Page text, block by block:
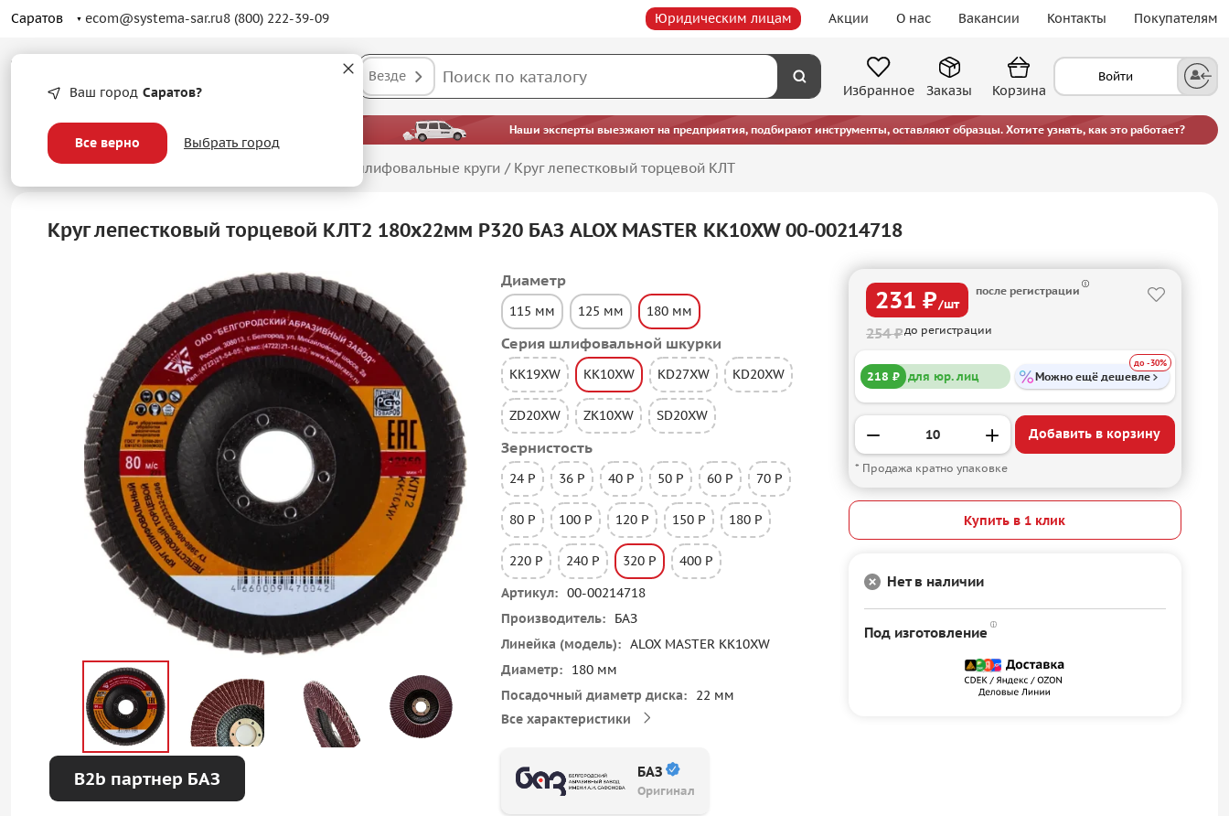
Саратов ecom@systema-sar.ru8 (800) 222-39-09 Юридическим лицам Акции О нас Вакансии Контакты Покупателям
Ваш город Саратов?
Все верно Выбрать город
Везде
Избранное
Войти
Заказы Корзина
— больше, чем просто оптовые цены. Наши эксперты выезжают на предприятия, подбирают инструменты, оставляют образцы. Хотите узнать, как это работает?
Главная /Абразивные материалы Лепестковые шлифовальные круги / Круг лепестковый торцевой КЛТ
Круг лепестковый торцевой КЛТ2 180х22мм P320 БАЗ ALOX MASTER KK10XW 00-00214718
B2b партнер БАЗ
Диаметр
115 мм 125 мм 180 мм
Серия шлифовальной шкурки
KK19XW KK10XW KD27XW KD20XW
ZD20XW ZK10XW SD20XW
Зернистость
24 P 36 P 40 P 50 P 60 P 70 P
80 P 100 P 120 P 150 P 180 P
220 P 240 P 320 P
400 P
Артикул
00-00214718
Производитель
БАЗ
Линейка (модель)
ALOX MASTER KK10XW
Диаметр
180 мм
Посадочный диаметр диска
22 мм
Все характеристики
БАЗ
Оригинал
231 ₽/шт
после регистрации
254 ₽до регистрации
218 ₽ для юр. лиц Можно ещё дешевле
до -30%
Добавить в корзину
* Продажа кратно упаковке
Купить в 1 клик
Нет в наличии
Под изготовление